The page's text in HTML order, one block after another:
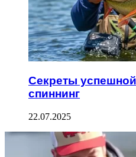
Секреты
спиннинг
22.07.2025